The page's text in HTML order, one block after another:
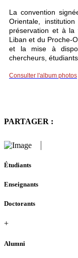
La convention
Orientale,
préservation et à la
Liban et du Proche-
et la mise à
chercheurs,
Consulter l'album photos
PARTAGER :
Étudiants
Enseignants
Doctorants
+
Alumni